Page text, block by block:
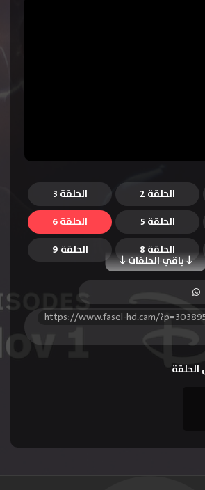
الحلقة 2
الحلقة 3
الحلقة 5 الحلقة 6
باقي الحلقات
الحلقة 8
الحلقة 9
https://www.fasel-hd.cam/
الحلقة